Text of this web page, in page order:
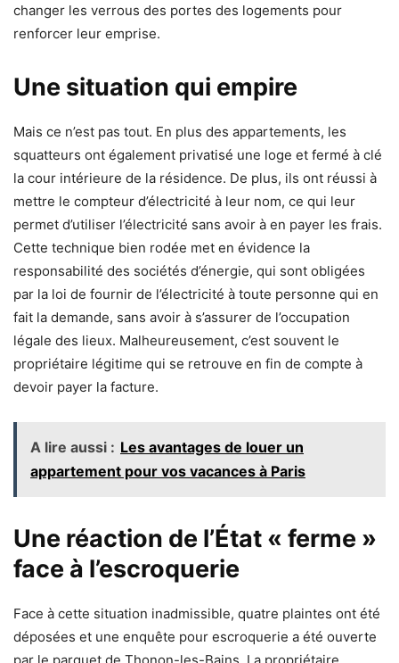
changer les verrous des portes des logements pour
renforcer leur emprise.
Une situation qui empire
Mais ce n’est pas tout. En plus des appartements, les
squatteurs ont également privatisé une loge et fermé à clé
la cour intérieure de la résidence. De plus, ils ont réussi à
mettre le compteur d’électricité à leur nom, ce qui leur
permet d’utiliser l’électricité sans avoir à en payer les frais.
Cette technique bien rodée met en évidence la
responsabilité des sociétés d’énergie, qui sont obligées
par la loi de fournir de l’électricité à toute personne qui en
fait la demande, sans avoir à s’assurer de l’occupation
légale des lieux. Malheureusement, c’est souvent le
propriétaire légitime qui se retrouve en fin de compte à
devoir payer la facture.
A lire aussi : Les avantages de louer un
appartement pour vos vacances à Paris
Une réaction de l’État « ferme »
face à l’escroquerie
Face à cette situation inadmissible, quatre plaintes ont été
déposées et une enquête pour escroquerie a été ouverte
par le parquet de Thonon-les-Bains. La propriétaire